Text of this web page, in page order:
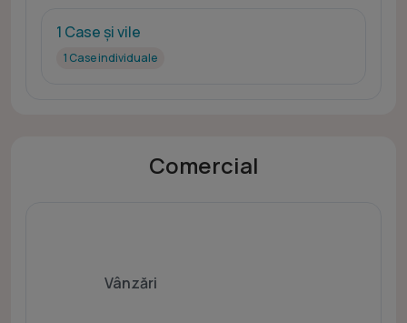
1 Case și vile
1 Case individuale
Comercial
Vânzări